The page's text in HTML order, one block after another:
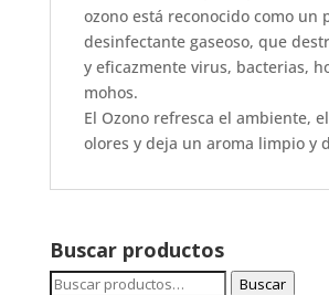
ozono está reconocido como un
desinfectante gaseoso, que
y eficazmente virus, bacterias,
mohos.
El Ozono refresca el ambiente,
olores y deja un aroma limpio y
Buscar productos
Buscar
Buscar